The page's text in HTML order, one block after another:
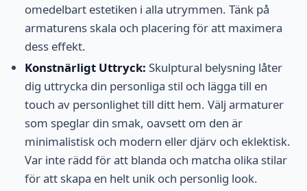
omedelbart estetiken i alla utrymmen. Tänk på
armaturens skala och placering för att maximera
dess effekt.
Konstnärligt Uttryck: Skulptural belysning låter
dig uttrycka din personliga stil och lägga till en
touch av personlighet till ditt hem. Välj armaturer
som speglar din smak, oavsett om den är
minimalistisk och modern eller djärv och eklektisk.
Var inte rädd för att blanda och matcha olika stilar
för att skapa en helt unik och personlig look.